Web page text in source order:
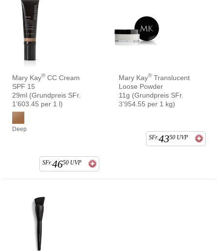
Mary Kay® CC Cream
SPF 15
29ml (Grundpreis SFr.
1'603.45 per 1 l)
Deep
SFr.4650 UVP
Mary Kay® Translucent
Loose Powder
11g (Grundpreis SFr.
3'954.55 per 1 kg)
SFr.4350 UVP